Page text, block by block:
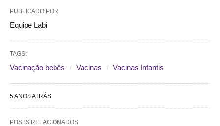
PUBLICADO POR
Equipe Labi
TAGS:
Vacinação bebês Vacinas Vacinas Infantis
5 ANOS ATRÁS
POSTS RELACIONADOS